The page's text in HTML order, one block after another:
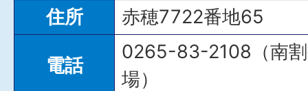
住所
赤穂7722番地65
電話
0265-83-2108（南
場）